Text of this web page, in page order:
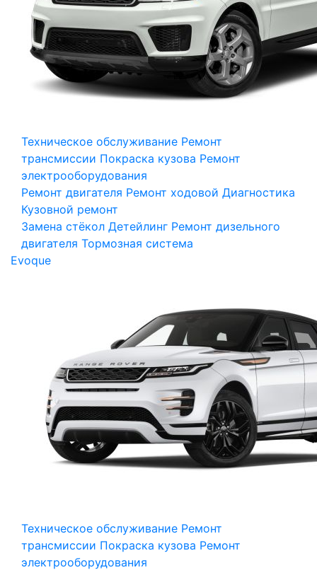
Техническое обслуживание Ремонт
трансмиссии Покраска кузова Ремонт
электрооборудования
Ремонт двигателя Ремонт ходовой Диагностика
Кузовной ремонт
Замена стёкол Детейлинг Ремонт дизельного
двигателя Тормозная система
Evoque
Техническое обслуживание Ремонт
трансмиссии Покраска кузова Ремонт
электрооборудования